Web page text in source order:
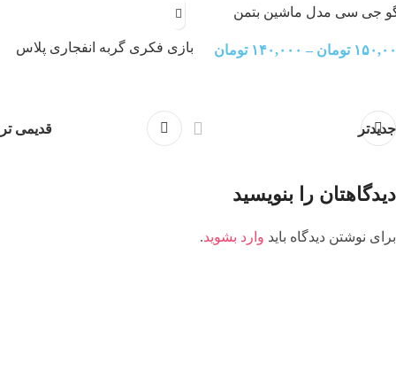
جی سی مدل ماشین بتمن
تومان – ۱۴۰,۰۰۰ تومان بازی فکری گربه انفجاری پلاس
جدیدتر قدیمی تر
دیدگاهتان را بنویسید
برای نوشتن دیدگاه باید وارد بشوید.